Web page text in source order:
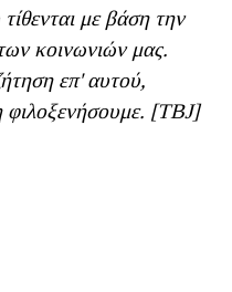
με βάση την
κοινωνιών μας.
επ' αυτού,
φιλοξενήσουμε. [ΤΒJ]